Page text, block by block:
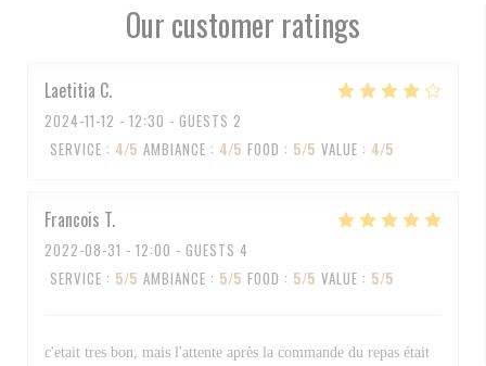
Our customer ratings
Laetitia C
2024-11-12 - 12:30 - GUESTS 2
SERVICE : 4/5 AMBIANCE : 4/5 FOOD : 5/5 VALUE : 4/5
Francois T
2022-08-31 - 12:00 - GUESTS 4
SERVICE : 5/5 AMBIANCE : 5/5 FOOD : 5/5 VALUE : 5/5
c'etait tres bon, mais l'attente après la commande du repas était